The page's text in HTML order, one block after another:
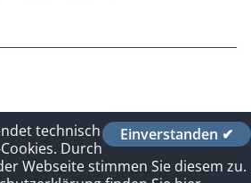
Einverstanden ✔
technisch
Durch
Webseite stimmen Sie diesem zu.